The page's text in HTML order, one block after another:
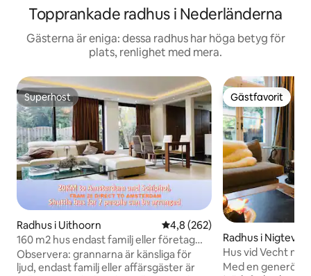
Topprankade radhus i Nederländerna
Gästerna är eniga: dessa radhus har höga betyg för
plats, renlighet med mera.
Superhost
Superhost
Radhus i Uithoorn 4,8 av 5 i genomsnittligt
4,8 (262)
160 m2 hus endast familj eller företag
spårvagn till Ams.
Observera: grannarna är känsliga för
ljud, endast familj eller affärsgäster är
Gästfavorit
Gästfavorit
Radhus i
Hus vid Vecht
Med en generös